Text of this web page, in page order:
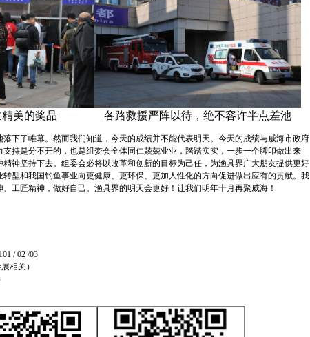
美的奖品 各路救援严阵以待，绝不容许半点差池
落下了帷幕。然而我们知道，今天的成绩并不能代表明天。今天的成绩与威海市政府
支持是分不开的，也是组委会全体同仁兢兢业业，踏踏实实，一步一个脚印做出来
神坚持下去。组委会必将以改革和创新的目标为己任，为渔具界广大朋友提供更好
型和我国钓鱼事业向更健康、更环保、更加人性化的方向促进做出应有的贡献。我
工匠精神，做好自己。渔具界的明天会更好！让我们明年十月再聚威海！
/ 02 /03
展相关）